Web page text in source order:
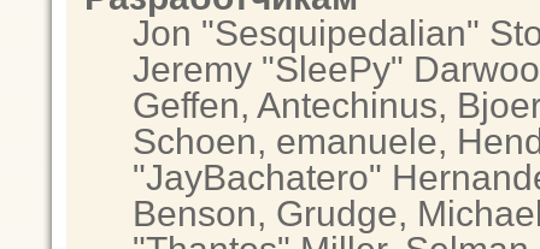
Jon "Sesquipedalian"
Jeremy "SleePy"
Geffen, Antechinus,
Schoen, emanuele,
"JayBachatero"
Benson, Grudge,